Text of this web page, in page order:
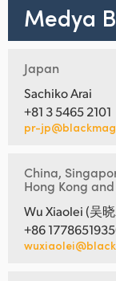
Medya
Japan
Sachiko Arai
+81 3 5465 2101
pr-
China,
Hong Kong
Wu Xiaolei (吴
+86